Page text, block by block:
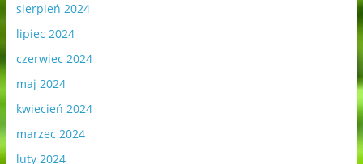
sierpień 2024
lipiec 2024
czerwiec 2024
maj 2024
kwiecień 2024
marzec 2024
luty 2024